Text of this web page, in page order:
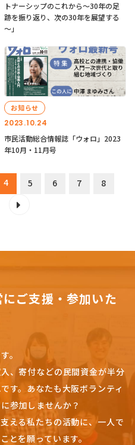
トナーシップのこれから～30年の足
跡を振り返り、次の30年を展望する
～」
2023.10.24
お知らせ
市民活動総合情報誌「ウォロ」2023
年10月・11月号
4 5 6 7
8
にご支援・参加いた
。
、寄付などの民間資金が半分
す。 あなたも大阪ボランティ
参加しませんか？
える私たちの活動に、一人で
とを願っています。